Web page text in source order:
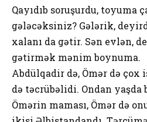
Qayıdıb soruşurdu, toyuma
gələcəksiniz? Gələrik,
xalanı da gətir. Sən evlən,
gətirmək mənim boynuma.
Abdülqadir də, Ömər də çox
də təcrübəlidi. Ondan
Ömərin maması, Ömər də